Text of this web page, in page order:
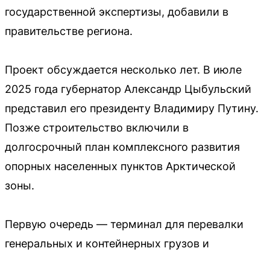
государственной экспертизы, добавили в
правительстве региона.
Проект обсуждается несколько лет. В июле
2025 года губернатор Александр Цыбульский
представил его президенту Владимиру Путину.
Позже строительство включили в
долгосрочный план комплексного развития
опорных населенных пунктов Арктической
зоны.
Первую очередь — терминал для перевалки
генеральных и контейнерных грузов и